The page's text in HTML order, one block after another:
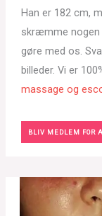
Han er 182 cm,
skræmme nogen
gøre med os.
billeder. Vi er
massage og
BLIV MEDLEM FOR